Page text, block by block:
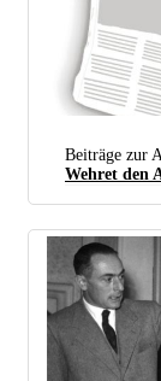
Beiträge zur
Wehret den